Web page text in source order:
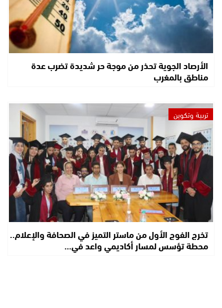
الأرصاد الجوية تحذر من موجة حر شديدة تضرب عدة
مناطق بالمغرب
تربية وتكوين
تخرج الفوج الأول من ماستر التميز في الصحافة والإعلام..
محطة تؤسس لمسار أكاديمي واعد في…